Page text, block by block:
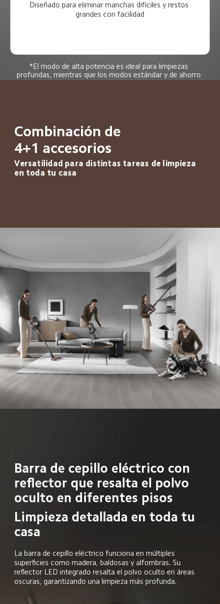
Diseñado para eliminar manchas difíciles y restos
grandes con facilidad
*El modo de alta potencia es ideal para limpiezas
profundas, mientras que los modos estándar y de ahorro
Combinación de
4+1 accesorios
Versatilidad para distintas tareas de limpieza
en toda tu casa
Barra de cepillo eléctrico con
reflector que resalta el polvo
oculto en diferentes pisos
Limpieza detallada en toda tu
casa
La barra de cepillo eléctrico funciona en múltiples
superficies como madera, baldosas y alfombras. Su
reflector LED integrado resalta el polvo oculto en áreas
oscuras, garantizando una limpieza más profunda.